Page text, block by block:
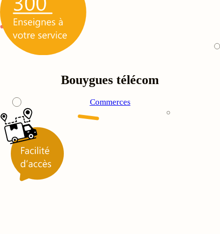
Bouygues télécom
Commerces